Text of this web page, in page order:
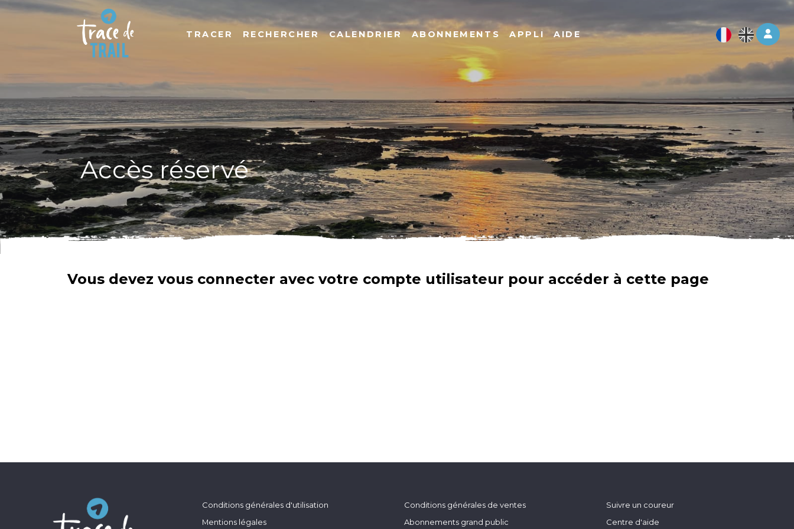
Log
TRACER RECHERCHER CALENDRIER ABONNEMENTS APPLI AIDE
Accès réservé
Vous devez vous connecter avec votre compte utilisateur pour accéder à cette page
Conditions générales d'utilisation
Mentions légales
Conditions générales de ventes
Abonnements grand public
Suivre un coureur
Centre d'aide